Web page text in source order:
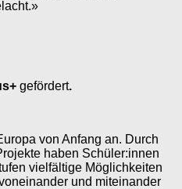
gefördert.
von Anfang an. Durch
haben Schüler:innen
vielfältige Möglichkeiten
und miteinander